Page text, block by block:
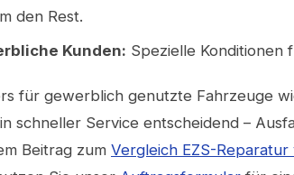
den Rest.
Kunden: Spezielle
für gewerblich genutzte Fahrzeuge
schneller Service entscheidend –
Beitrag zum Vergleich EZS-Reparatur